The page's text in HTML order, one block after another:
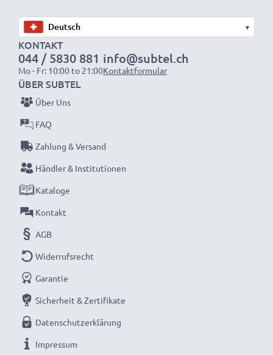
Vermeidung von Elektroschrott.
Entscheiden Sie sich für CELLONIC und machen Sie
keine Abstriche bei der Qualität!
▾
KONTAKT
044 / 5830 881
Mo - Fr: 10:00 to 21:00
info@subtel.ch
Kontaktformular
ÜBER SUBTEL
Über Uns
FAQ
Zahlung & Versand
Händler & Institutionen
Kataloge
Kontakt
AGB
Widerrufsrecht
Garantie
Sicherheit & Zertifikate
Datenschutzerklärung
Impressum